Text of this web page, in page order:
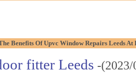
Benefits Of Upvc Window Repairs Leeds
fitter Leeds -